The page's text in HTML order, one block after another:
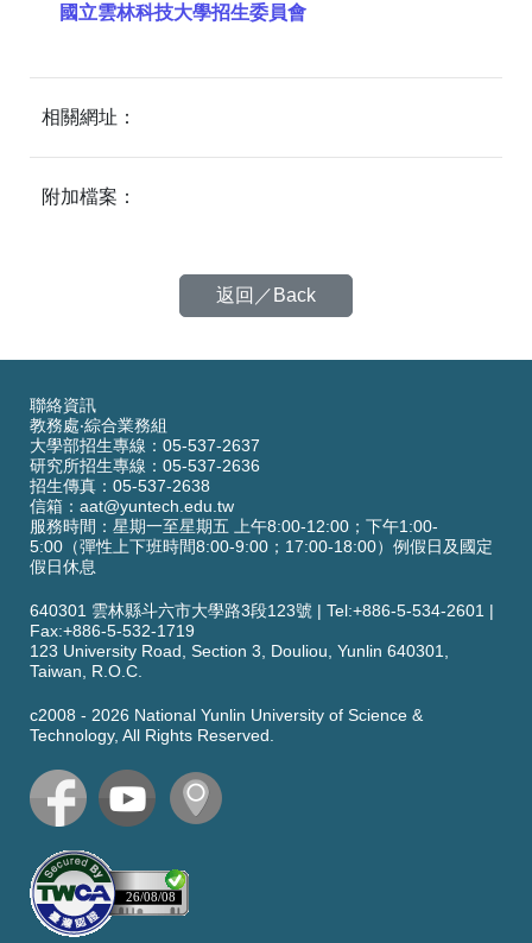
國立雲林科技大學招生委員會
相關網址：
附加檔案：
返回／Back
聯絡資訊
教務處‧綜合業務組
大學部招生專線：05-537-2637
研究所招生專線：05-537-2636
招生傳真：05-537-2638
信箱： aat@yuntech.edu.tw
服務時間：星期一至星期五 上午8:00-12:00；下午1:00-
5:00（彈性上下班時間8:00-9:00；17:00-18:00）例假日及國定
假日休息
640301 雲林縣斗六市大學路3段123號 | Tel:+886-5-534-2601 |
Fax:+886-5-532-1719
123 University Road, Section 3,
Douliou, Yunlin 640301,
Taiwan, R.O.C.
26/08/08
c2008 - 2026 National Yunlin University of Science &
Technology, All Rights Reserved.